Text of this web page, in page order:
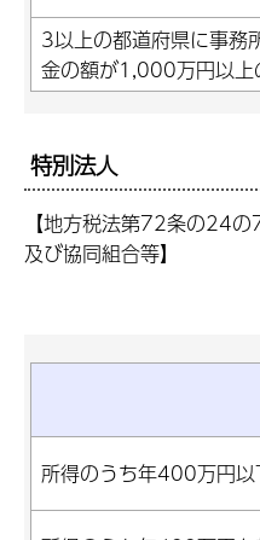
3以上の都道府県に事務
金の額が1,000万円以上
特別法人
【地方税法第72条の24
及び協同組合等】
所得のうち年400万円以